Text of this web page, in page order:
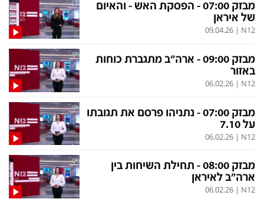
מבזק 07:00 - הפסקת האש - והאיום
של איראן
N12
|
09.04.26
מבזק 09:00 - ארה"ב מתגברת כוחות
באזור
N12
|
06.02.26
מבזק 07:00 - נתניהו פרסם את תגובתו
על 7.10
N12
|
06.02.26
מבזק 08:00 - תחילת השיחות בין
ארה"ב לאיראן
N12
|
06.02.26